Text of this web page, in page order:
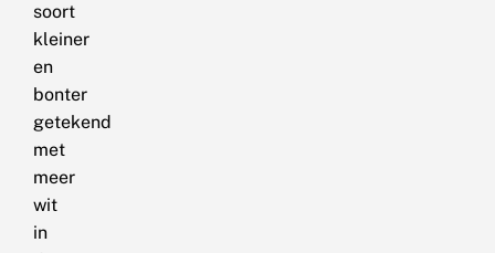
soort
kleiner
en
bonter
getekend
met
meer
wit
in